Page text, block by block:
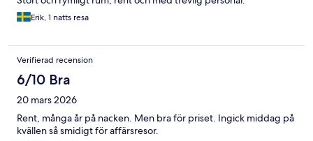
Erik, 1 natts resa
Verifierad recension
6/10 Bra
20 mars 2026
Rent, många år på nacken. Men bra för priset. Ingick middag på
kvällen så smidigt för affärsresor.